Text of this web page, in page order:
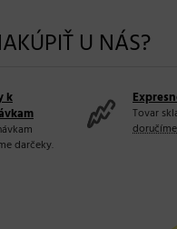
U NÁS?
k
darčeky.
Tovar